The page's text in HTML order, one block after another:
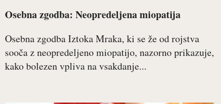
Osebna zgodba: Neopredeljena miopatija
Osebna zgodba Iztoka Mraka, ki se že od rojstva
sooča z neopredeljeno miopatijo, nazorno prikazuje,
kako bolezen vpliva na vsakdanje...